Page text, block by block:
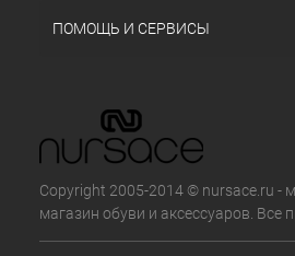
ПОМОЩЬ И СЕРВИСЫ
Copyright 2005-2014 © nursace.ru -
магазин обуви и аксессуаров. Все